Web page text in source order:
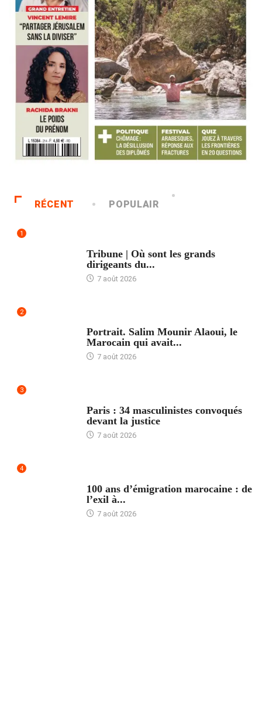
RÉCENT POPULAIR
1
Tribune | Où sont les grands
dirigeants du...
7 août 2026
2
Portrait. Salim Mounir Alaoui, le
Marocain qui avait...
7 août 2026
3
Paris : 34 masculinistes convoqués
devant la justice
7 août 2026
4
100 ans d’émigration marocaine : de
l’exil à...
7 août 2026